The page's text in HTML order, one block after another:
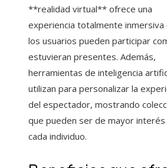
**realidad virtual** ofrece una
experiencia totalmente inmersiva
los usuarios pueden participar
estuvieran presentes. Además,
herramientas de inteligencia
utilizan para personalizar la
del espectador, mostrando
que pueden ser de mayor interés
cada individuo.